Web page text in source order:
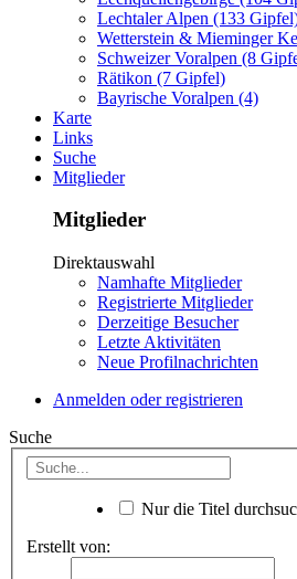
Lechtaler Alpen (133
Wetterstein & Mieminger
Schweizer Voralpen (8
Rätikon (7 Gipfel)
Bayrische Voralpen (4)
Karte
Links
Suche
Mitglieder
Mitglieder
Direktauswahl
Namhafte Mitglieder
Registrierte Mitglieder
Derzeitige Besucher
Letzte Aktivitäten
Neue Profilnachrichten
Anmelden oder registrieren
Suche
Nur die Titel
Erstellt von: